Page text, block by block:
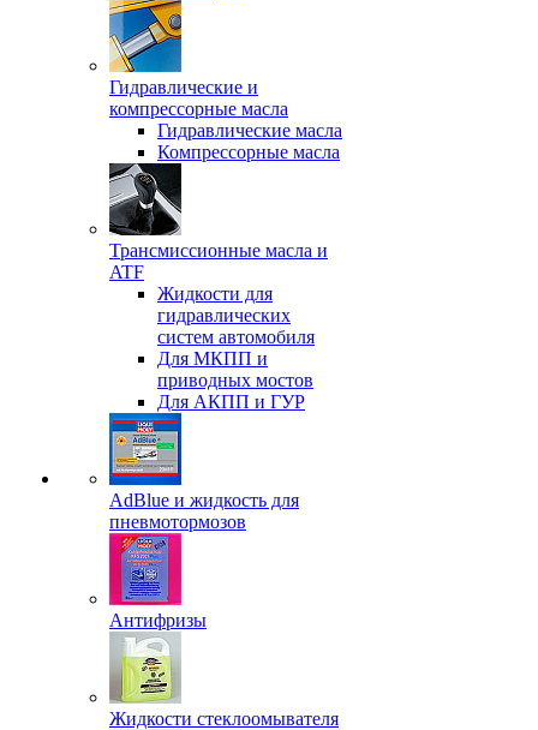
Гидравлические и
компрессорные масла
Гидравлические масла
Компрессорные масла
Трансмиссионные масла и
ATF
Жидкости для
гидравлических
систем автомобиля
Для МКПП и
приводных мостов
Для АКПП и ГУР
AdBlue и жидкость для
пневмотормозов
Антифризы
Жидкости стеклоомывателя